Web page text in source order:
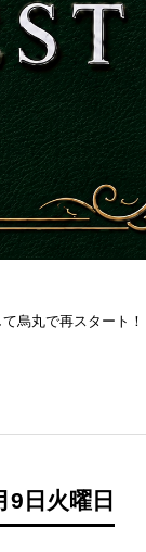
烏丸で再スタート！
日火曜日